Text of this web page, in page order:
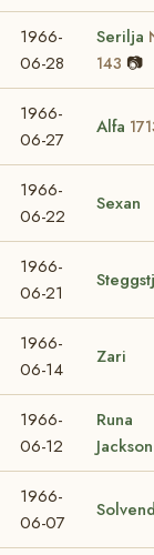
1966-
06-28
Serilja
143 📷
1966-
06-27
Alfa
1966-
06-22
Sexan
1966-
06-21
1966-
06-14
Zari
1966-
06-12
Runa
Jackson
1966-
06-07